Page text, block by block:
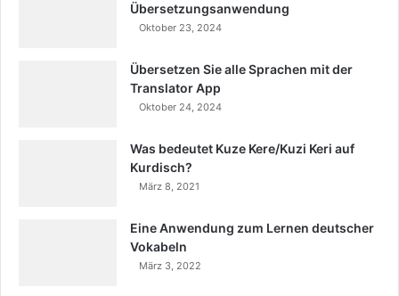
Übersetzungsanwendung
Oktober 23, 2024
Übersetzen Sie alle Sprachen mit der
Translator App
Oktober 24, 2024
Was bedeutet Kuze Kere/Kuzi Keri auf
Kurdisch?
März 8, 2021
Eine Anwendung zum Lernen deutscher
Vokabeln
März 3, 2022